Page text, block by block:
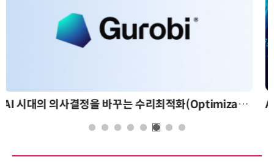
AI 핀옵스 실전 세미나: 폭증하는 AI 토큰 비용 관리 전략